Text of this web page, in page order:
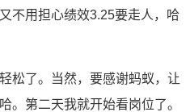
不用担心绩效3.25要走人，哈
松了。当然，要感谢蚂蚁，让
。第二天我就开始看岗位了。